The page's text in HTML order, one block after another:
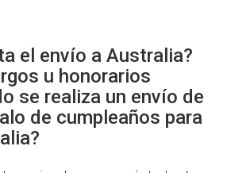
el envío a Australia?
u honorarios
se realiza un envío de
de cumpleaños para